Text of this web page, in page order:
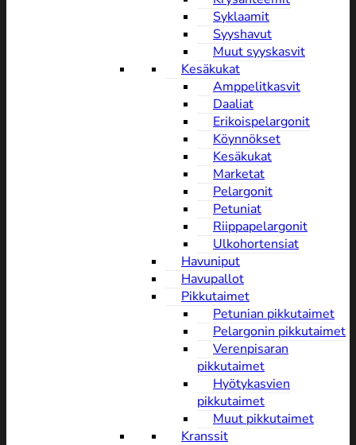
Syklaamit
Syyshavut
Muut syyskasvit
Kesäkukat
Amppelitkasvit
Daaliat
Erikoispelargonit
Köynnökset
Kesäkukat
Marketat
Pelargonit
Petuniat
Riippapelargonit
Ulkohortensiat
Havuniput
Havupallot
Pikkutaimet
Petunian pikkutaimet
Pelargonin pikkutaimet
Verenpisaran
pikkutaimet
Hyötykasvien
pikkutaimet
Muut pikkutaimet
Kranssit